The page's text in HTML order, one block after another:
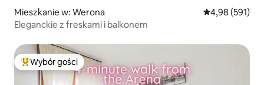
Mieszkanie w: Werona Średnia
4,98 (591)
Eleganckie z freskami i balkonem
Najpopularniejsze z kategorii Wybór gości
Wybór gości